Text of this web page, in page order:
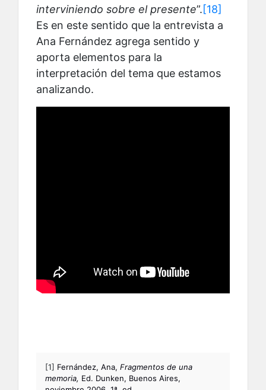
interviniendo sobre el presente”.[18]
Es en este sentido que la entrevista a
Ana Fernández agrega sentido y
aporta elementos para la
interpretación del tema que estamos
analizando.
[1] Fernández, Ana, Fragmentos de una
memoria, Ed. Dunken, Buenos Aires,